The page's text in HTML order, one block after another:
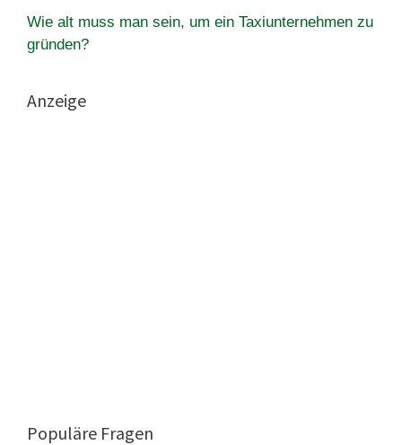
Wie alt muss man sein, um ein Taxiunternehmen zu
gründen?
Anzeige
Populäre Fragen